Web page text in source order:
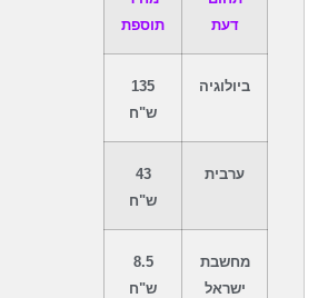
דעת
תוספת
ביולוגיה
135
ש"ח
ערבית
43
ש"ח
מחשבת
ישראל
8.5
ש"ח